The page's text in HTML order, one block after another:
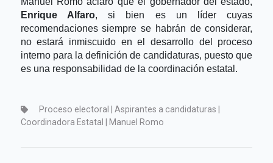
Enrique Alfaro, si bien es un líder cuyas
recomendaciones siempre se habrán de considerar,
no estará inmiscuido en el desarrollo del proceso
interno para la definición de candidaturas, puesto que
es una responsabilidad de la coordinación estatal.
Proceso electoral | Aspirantes a candidaturas |
Coordinadora Estatal | Manuel Romo